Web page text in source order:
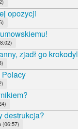
opozycji
zjadł go krokodyl
destrukcja?
(06:57)